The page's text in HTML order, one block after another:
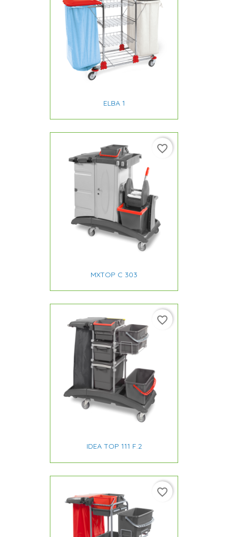
ELBA 1
MXTOP C 303
favorite_border
IDEA TOP 111 F.2
favorite_border
favorite_border